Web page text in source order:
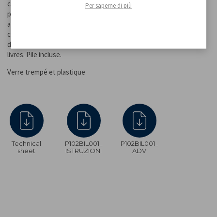
crochet situé à l'arrière. Touches tactiles pour une utilisation
pratique et écran LCD pour une lecture facile. Possibilité de peser
aussi bien des aliments solides que des volumes liquides grâce au
capteur de haute précision de 1g à 5Kg. Arrêt automatique après
deux minutes d'inutilisation. Sélection entre les grammes et les
livres. Pile incluse.
Verre trempé et plastique
Technical
sheet
P102BIL001_
ISTRUZIONI
P102BIL001_
ADV
Per saperne di più